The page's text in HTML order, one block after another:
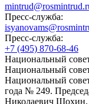
Пресс-служба:
Пресс-служба:
+7 (495) 870-68-46
Национальный
Национальный
Национальный
года № 249.
Николаевич Шохин.